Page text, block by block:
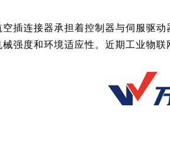
空插连接器承担着控制器与伺服驱
强度和环境适应性。近期工业物